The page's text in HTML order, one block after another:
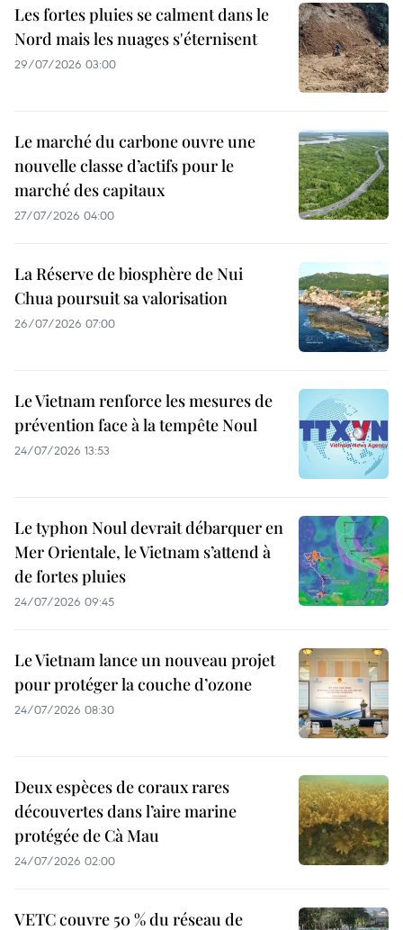
Les fortes pluies se calment dans le
Nord mais les nuages s'éternisent
29/07/2026 03:00
Le marché du carbone ouvre une
nouvelle classe d’actifs pour le
marché des capitaux
27/07/2026 04:00
La Réserve de biosphère de Nui
Chua poursuit sa valorisation
26/07/2026 07:00
Le Vietnam renforce les mesures de
prévention face à la tempête Noul
24/07/2026 13:53
Le typhon Noul devrait débarquer en
Mer Orientale, le Vietnam s’attend à
de fortes pluies
24/07/2026 09:45
Le Vietnam lance un nouveau projet
pour protéger la couche d’ozone
24/07/2026 08:30
Deux espèces de coraux rares
découvertes dans l’aire marine
protégée de Cà Mau
24/07/2026 02:00
VETC couvre 50 % du réseau de